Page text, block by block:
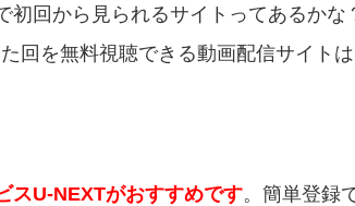
初回から見られるサイトってあるかな
回を無料視聴できる動画配信サイトは
スU-NEXTがおすすめです。簡単登録